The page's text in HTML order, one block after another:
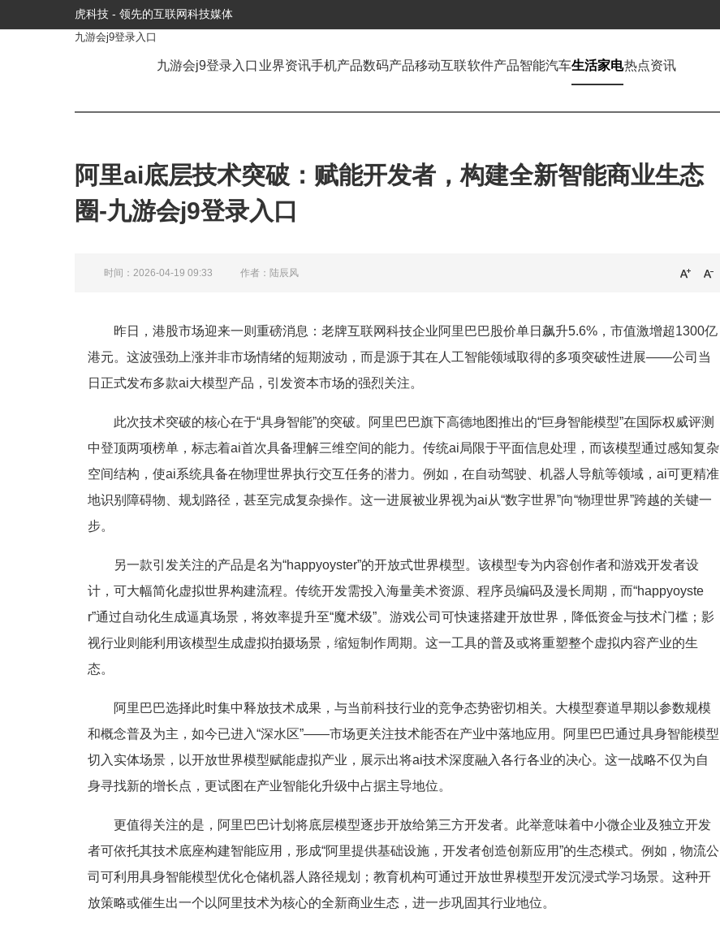
虎科技 - 领先的互联网科技媒体
九游会j9登录入口
九游会j9登录入口 业界资讯手机产品数码产品移动互联软件产品智能汽车生活家电热点资讯
阿里ai底层技术突破：赋能开发者，构建全新智能商业生态
圈-九游会j9登录入口
时间：2026-04-19 09:33 作者：陆辰风
昨日，港股市场迎来一则重磅消息：老牌互联网科技企业阿里巴巴股价单日飙升5.6%，市值激增超1300亿
港元。这波强劲上涨并非市场情绪的短期波动，而是源于其在人工智能领域取得的多项突破性进展——公司当
日正式发布多款ai大模型产品，引发资本市场的强烈关注。
此次技术突破的核心在于“具身智能”的突破。阿里巴巴旗下高德地图推出的“巨身智能模型”在国际权威评测
中登顶两项榜单，标志着ai首次具备理解三维空间的能力。传统ai局限于平面信息处理，而该模型通过感知复杂
空间结构，使ai系统具备在物理世界执行交互任务的潜力。例如，在自动驾驶、机器人导航等领域，ai可更精准
地识别障碍物、规划路径，甚至完成复杂操作。这一进展被业界视为ai从“数字世界”向“物理世界”跨越的关键一
步。
另一款引发关注的产品是名为“happyoyster”的开放式世界模型。该模型专为内容创作者和游戏开发者设
计，可大幅简化虚拟世界构建流程。传统开发需投入海量美术资源、程序员编码及漫长周期，而“happyoyste
r”通过自动化生成逼真场景，将效率提升至“魔术级”。游戏公司可快速搭建开放世界，降低资金与技术门槛；影
视行业则能利用该模型生成虚拟拍摄场景，缩短制作周期。这一工具的普及或将重塑整个虚拟内容产业的生
态。
阿里巴巴选择此时集中释放技术成果，与当前科技行业的竞争态势密切相关。大模型赛道早期以参数规模
和概念普及为主，如今已进入“深水区”——市场更关注技术能否在产业中落地应用。阿里巴巴通过具身智能模型
切入实体场景，以开放世界模型赋能虚拟产业，展示出将ai技术深度融入各行各业的决心。这一战略不仅为自
身寻找新的增长点，更试图在产业智能化升级中占据主导地位。
更值得关注的是，阿里巴巴计划将底层模型逐步开放给第三方开发者。此举意味着中小微企业及独立开发
者可依托其技术底座构建智能应用，形成“阿里提供基础设施，开发者创造创新应用”的生态模式。例如，物流公
司可利用具身智能模型优化仓储机器人路径规划；教育机构可通过开放世界模型开发沉浸式学习场景。这种开
放策略或催生出一个以阿里技术为核心的全新商业生态，进一步巩固其行业地位。